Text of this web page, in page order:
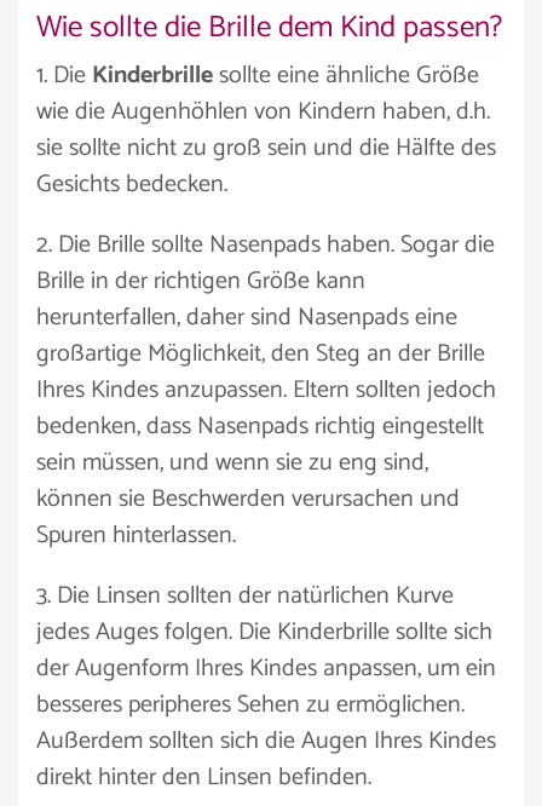
Wie sollte die Brille dem Kind passen?
1. DieKinderbrillesollte eine ähnliche Größe
wie die Augenhöhlen von Kindern haben, d.h.
sie sollte nicht zu groß sein und die Hälfte des
Gesichts bedecken.
2. Die Brille sollte Nasenpads haben. Sogar die
Brille in der richtigen Größe kann
herunterfallen, daher sind Nasenpads eine
großartige Möglichkeit, den Steg an der Brille
Ihres Kindes anzupassen. Eltern sollten jedoch
bedenken, dass Nasenpads richtig eingestellt
sein müssen, und wenn sie zu eng sind,
können sie Beschwerden verursachen und
Spuren hinterlassen.
3. Die Linsen sollten der natürlichen Kurve
jedes Auges folgen. Die Kinderbrille sollte sich
der Augenform Ihres Kindes anpassen, um ein
besseres peripheres Sehen zu ermöglichen.
Außerdem sollten sich die Augen Ihres Kindes
direkt hinter den Linsen befinden.